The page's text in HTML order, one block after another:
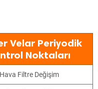
Velar Periyodik
Noktaları
Hava Filtre Değişim